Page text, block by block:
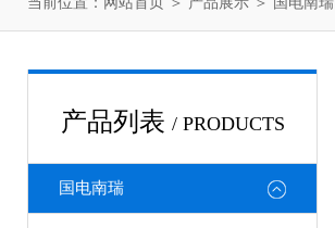
产品列表 / PRODUCTS
国电南瑞